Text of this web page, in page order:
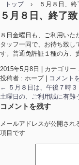
トップ › ５月８日、終
５月８日、終了致
８日金曜日も、ご利用い
タッフ一同で、お待ち致し
す。普通免許証１種の方、
2015年5月8日 カテゴリー
投稿者 : ホープ
コメント
← ５月８日は、午後７時
土曜日の、ご利用誠に有難
コメントを残す
メールアドレスが公開され
項目です